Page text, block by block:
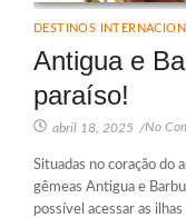
DESTINOS
Antigua e
paraíso!
abril 18, 2025 /No
Situadas no coração do
gêmeas Antigua e
possível acessar as